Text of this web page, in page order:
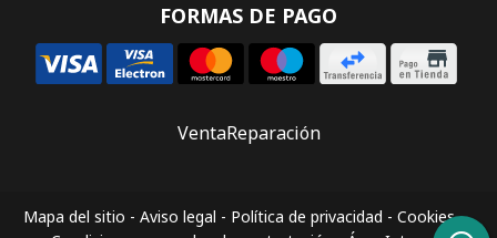
FORMAS DE PAGO
VentaReparación
Mapa del sitio - Aviso legal - Política de privacidad - Cookies-